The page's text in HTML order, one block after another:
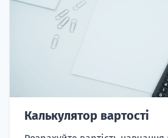
Калькулятор вартості